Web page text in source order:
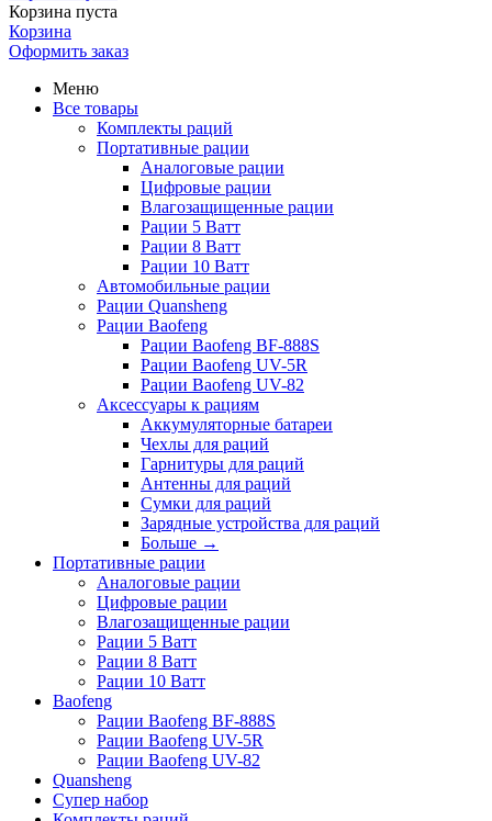
Корзина пуста
Корзина
Оформить заказ
Меню
Все товары
Комплекты раций
Портативные рации
Аналоговые рации
Цифровые рации
Влагозащищенные рации
Рации 5 Ватт
Рации 8 Ватт
Рации 10 Ватт
Автомобильные рации
Рации Quansheng
Рации Baofeng
Рации Baofeng BF-888S
Рации Baofeng UV-5R
Рации Baofeng UV-82
Аксессуары к рациям
Аккумуляторные батареи
Чехлы для раций
Гарнитуры для раций
Антенны для раций
Сумки для раций
Зарядные устройства для раций
Больше →
Портативные рации
Аналоговые рации
Цифровые рации
Влагозащищенные рации
Рации 5 Ватт
Рации 8 Ватт
Рации 10 Ватт
Baofeng
Рации Baofeng BF-888S
Рации Baofeng UV-5R
Рации Baofeng UV-82
Quansheng
Супер набор